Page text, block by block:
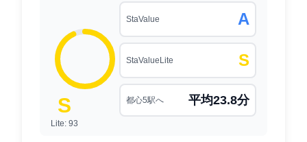
S
Lite: 93
StaValue A
StaValueLite S
都心5駅へ 平均23.8分